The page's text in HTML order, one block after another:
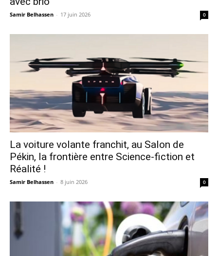
Samir Belhassen - 17 juin 2026 0
La voiture volante franchit, au Salon de
Pékin, la frontière entre Science-fiction et
Réalité !
Samir Belhassen - 8 juin 2026 0